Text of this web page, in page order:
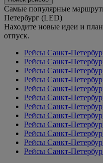
Самые популярные
Петербург (LED)
Находите новые идеи и
отпуск.
Рейсы Санкт-
Рейсы Санкт-
Рейсы Санкт-
Рейсы Санкт-
Рейсы Санкт-
Рейсы Санкт-
Рейсы Санкт-
Рейсы Санкт-
Рейсы Санкт-
Рейсы Санкт-
Рейсы Санкт-
Рейсы Санкт-